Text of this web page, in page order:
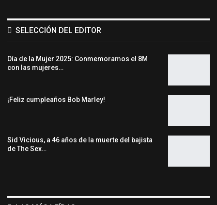
SELECCIÓN DEL EDITOR
Día de la Mujer 2025: Conmemoramos el 8M
con las mujeres…
¡Feliz cumpleaños Bob Marley!
Sid Vicious, a 46 años de la muerte del bajista
de The Sex…